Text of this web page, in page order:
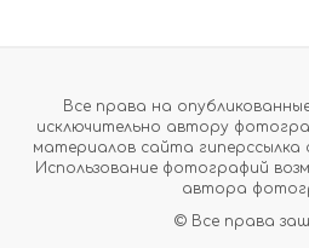
Все права на
исключительно автору
материалов сайта гиперссылка
Использование фотографий
автора
© Все права